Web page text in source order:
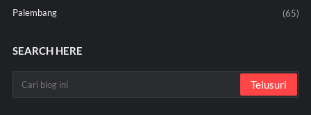
Palembang
(65)
SEARCH HERE